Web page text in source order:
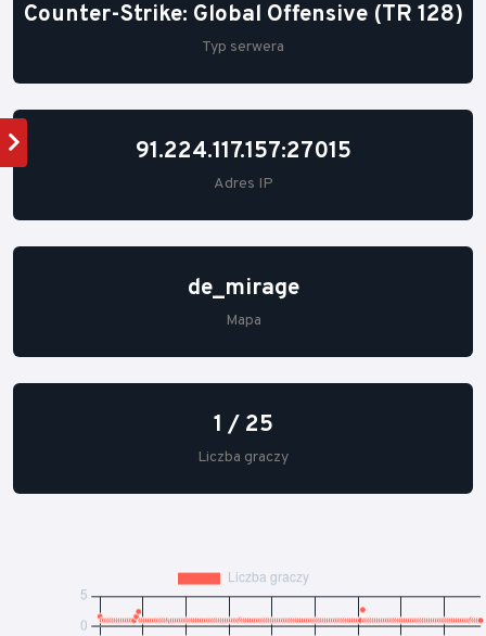
Counter-Strike: Global Offensive (TR 128)
Typ serwera
91.224.117.157:27015
Adres IP
de_mirage
Mapa
1 / 25
Liczba graczy